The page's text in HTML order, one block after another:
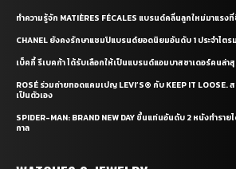
ทำความรู้จัก MATIÈRES FÉCALES แบรนด์คลื่นลูกใหม่มาแรงที่
CHANEL ยังคงรักษาแชมป์แบรนด์ยอดนิยมอันดับ 1 ประจำไต
เบ็คกี้ รีเบคก้า ได้รับเลือกให้เป็นแบรนด์แอมบาสซาเดอร์คนล่าสุ
ROSÉ ร่วมถ่ายทอดแคมเปญ LEVI’S® กับ KEEP IT LOOSE.
เป็นตัวเอง
SPIDER-MAN: BRAND NEW DAY ขึ้นแท่นอันดับ 2 หนังทำรา
กาล